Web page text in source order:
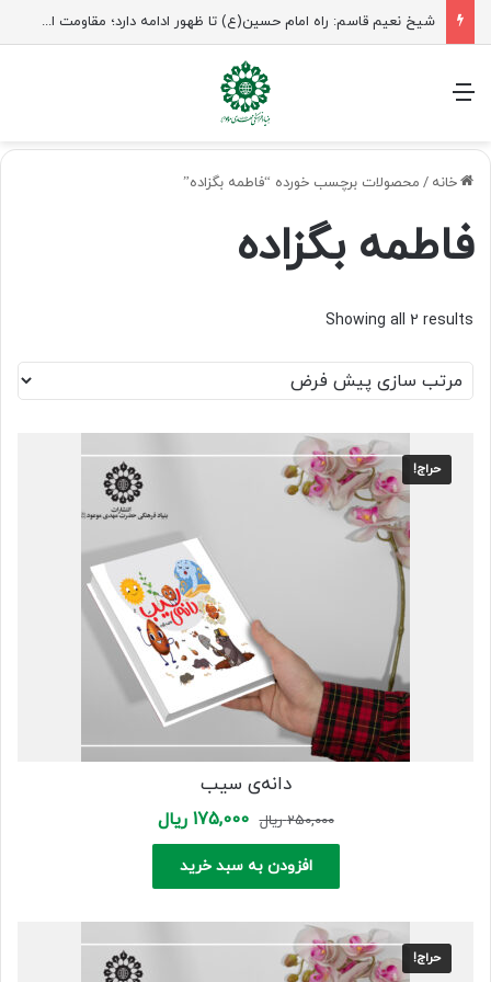
شیخ نعیم قاسم: راه امام حسین(ع) تا ظهور ادامه دارد؛ مقاومت از کربلا الهام می‌گیرد
منو
خانه / محصولات برچسب خورده “فاطمه بگزاده”
فاطمه بگزاده
Showing all 2 results
حراج!
دانه‌ی سیب
250,000 ریال Original
price
was:
250,000 ریال.
175,000 ریالCurrent
price
175,000 ریال.
افزودن به سبد خرید
حراج!